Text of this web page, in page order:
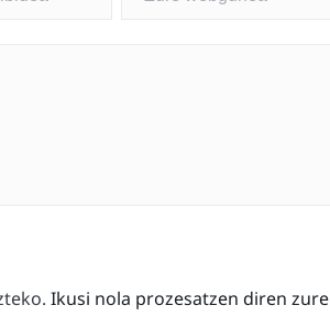
Ikusi nola prozesatzen diren zure